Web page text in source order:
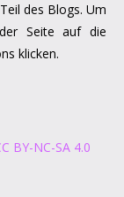
des Blogs. Um
Seite auf die
klicken.
BY-NC-SA 4.0